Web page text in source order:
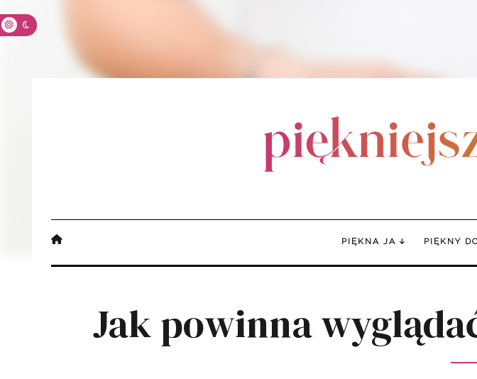
PIĘKNA JA PIĘKNY
Jak powinna